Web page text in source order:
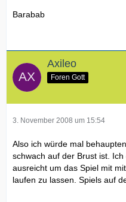
Barabab
Axileo
Foren Gott
3. November 2008 um 15:54
Also ich würde mal
schwach auf der Brust ist.
ausreicht um das Spiel mit
laufen zu lassen. Spiels auf